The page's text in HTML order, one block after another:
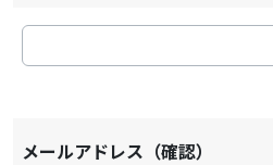
メールアドレス（確認）